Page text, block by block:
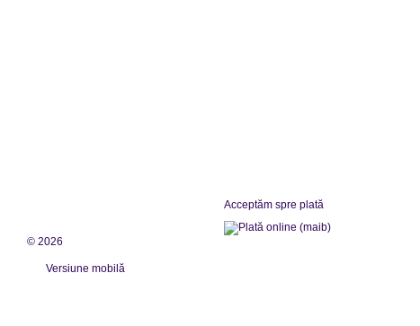
© 2026
Versiune mobilă
Acceptăm spre plată